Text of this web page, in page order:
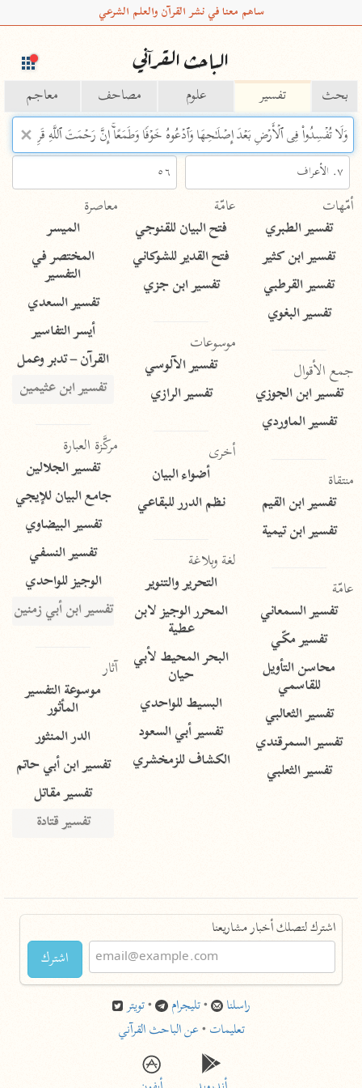
ساهم معنا في نشر القرآن والعلم الشرعي
الباحث القرآني
بحث تفسير علوم مصاحف معاجم
Type 2 or more characters for results.
Type 1 or more
characters for results.
أمّهات
تفسير الطبري
تفسير ابن كثير
تفسير القرطبي
تفسير البغوي
جمع الأقوال
تفسير ابن الجوزي
تفسير الماوردي
منتقاة
تفسير ابن القيم
تفسير ابن تيمية
عامّة
تفسير السمعاني
تفسير مكّي
محاسن التأويل
للقاسمي
تفسير الثعالبي
تفسير السمرقندي
تفسير الثعلبي
عامّة
فتح البيان للقنوجي
فتح القدير للشوكاني
تفسير ابن جزي
موسوعات
تفسير الآلوسي
تفسير الرازي
أخرى
أضواء البيان
نظم الدرر للبقاعي
لغة وبلاغة
التحرير والتنوير
المحرر الوجيز لابن
عطية
البحر المحيط لأبي
حيان
البسيط للواحدي
تفسير أبي السعود
الكشاف للزمخشري
معاصرة
الميسر
المختصر في
التفسير
تفسير السعدي
أيسر التفاسير
القرآن – تدبر وعمل
تفسير ابن عثيمين
مركَّزة العبارة
تفسير الجلالين
جامع البيان للإيجي
تفسير البيضاوي
تفسير النسفي
الوجيز للواحدي
تفسير ابن أبي زمنين
آثار
موسوعة التفسير
المأثور
الدر المنثور
تفسير ابن أبي حاتم
تفسير مقاتل
تفسير قتادة
اشترك لتصلك أخبار مشاريعنا
اشترك
راسلنا •تليجرام •تويتر
تعليمات•عن الباحث القرآني